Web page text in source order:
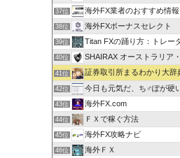
37位 海外FX業者のおすすめ情
38位 海外FXボーナスセレクト
39位 Titan FXの踊り方：トレー
40位 SHAIRAX オーストラリア・ケア
41位 証券取引所まるわかり大辞
42位 今日も元気だ、ち♂ぽが硬
43位 海外FX.com
44位 ＦＸで稼ぐ方法
45位 海外FX攻略ナビ
46位 海外ＦＸ